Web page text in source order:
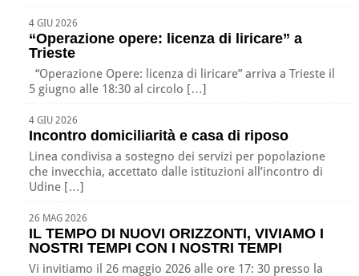
4 GIU 2026
“Operazione opere: licenza di liricare” a
Trieste
“Operazione Opere: licenza di liricare” arriva a Trieste il
5 giugno alle 18:30 al circolo […]
4 GIU 2026
Incontro domiciliarità e casa di riposo
Linea condivisa a sostegno dei servizi per popolazione
che invecchia, accettato dalle istituzioni all’incontro di
Udine […]
26 MAG 2026
IL TEMPO DI NUOVI ORIZZONTI, VIVIAMO I
NOSTRI TEMPI CON I NOSTRI TEMPI
Vi invitiamo il 26 maggio 2026 alle ore 17: 30 presso la